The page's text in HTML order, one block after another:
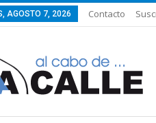
AGOSTO 7, 2026 Contacto